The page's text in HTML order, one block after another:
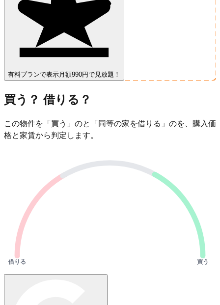
有料プランで表示 月額990円で見放題！
買う？ 借りる？
この物件を「買う」のと「同等の家を借りる」のを、購入価
格と家賃から判定します。
借りる 買う